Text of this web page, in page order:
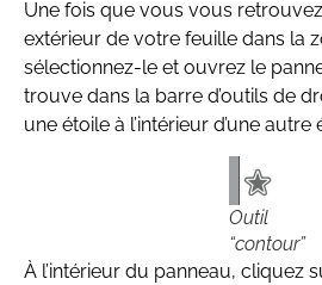
Une fois que vous vous
extérieur de votre feuille dans la
sélectionnez-le et ouvrez le
trouve dans la barre d’outils de
une étoile à l’intérieur d’une autre
Outil
“contour”
À l’intérieur du panneau, cliquez